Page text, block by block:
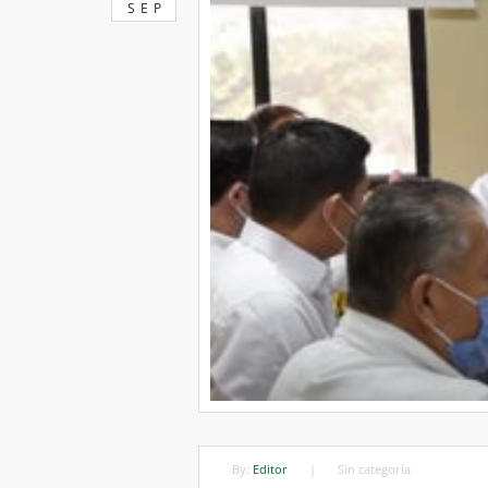
SEP
By: Editor Sin categoría